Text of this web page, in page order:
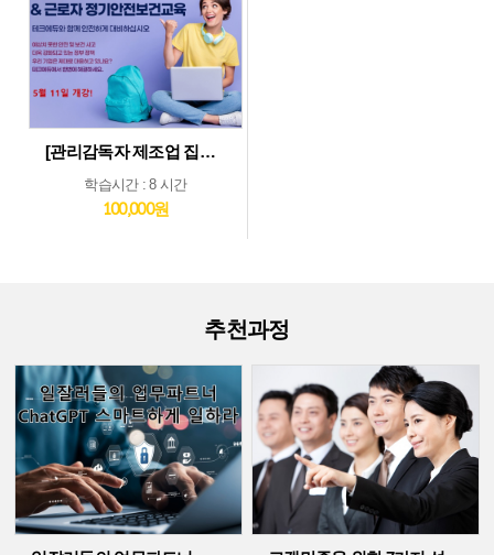
[관리감독자 제조업 집체교육_5월11일] 제조업종 관리감독자 집체 교육...5월11일 개강
학습시간 : 8 시간
100,000원
추천과정